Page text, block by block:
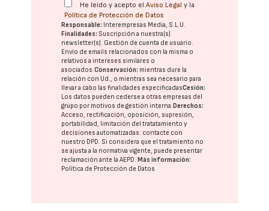
He leído y acepto elAviso Legal y la
Política de Protección de Datos
Responsable: Interempresas Media, S.L.U.
Finalidades: Suscripción a nuestra(s)
newsletter(s). Gestión de cuenta de usuario.
Envío de emails relacionados con la misma o
relativos a intereses similares o
asociados.Conservación: mientras dure la
relación con Ud., o mientras sea necesario para
llevar a cabo las finalidades especificadasCesión:
Los datos pueden cederse a otras empresas del
grupo por motivos de gestión interna. Derechos:
Acceso, rectificación, oposición, supresión,
portabilidad, limitación del tratatamiento y
decisiones automatizadas: contacte con
nuestro DPD. Si considera que el tratamiento no
se ajusta a la normativa vigente, puede presentar
reclamación ante laAEPD. Más información:
Política de Protección de Datos